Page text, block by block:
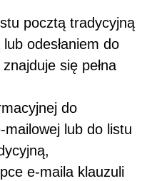
pocztą tradycyjną
odesłaniem do
się pełna
do
lub do listu
e-maila klauzuli